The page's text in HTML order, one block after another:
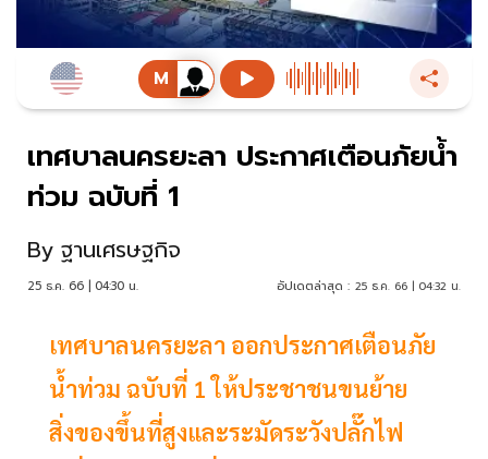
เทศบาลนครยะลา ประกาศเตือนภัยน้ำ
ท่วม ฉบับที่ 1
By ฐานเศรษฐกิจ
25 ธ.ค. 66 | 04:30 น. อัปเดตล่าสุด : 25 ธ.ค. 66 | 04:32 น.
เทศบาลนครยะลา ออกประกาศเตือนภัย
น้ำท่วม ฉบับที่ 1 ให้ประชาชนขนย้าย
สิ่งของขึ้นที่สูงและระมัดระวังปลั๊กไฟ